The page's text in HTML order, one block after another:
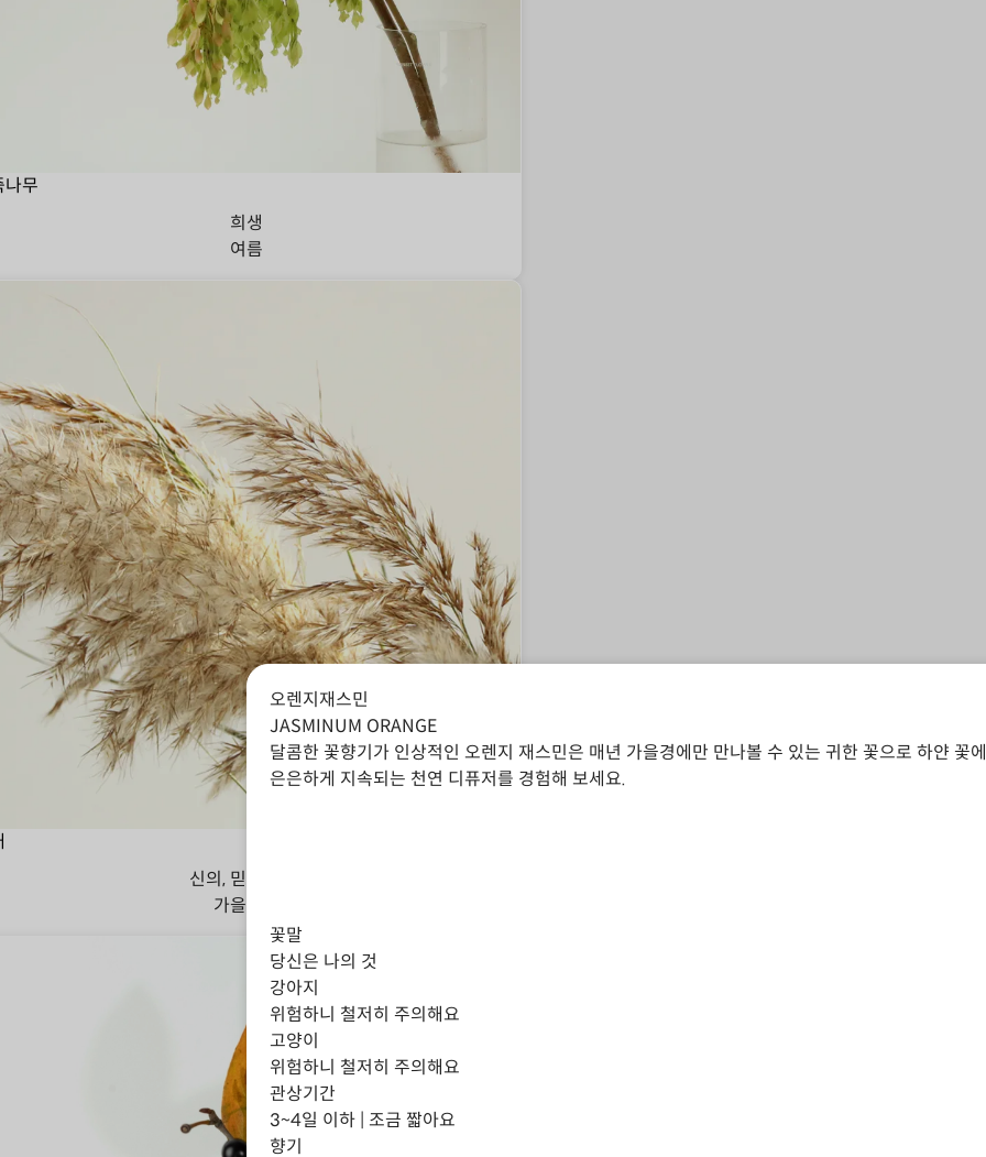
나무
희생
여름
신의, 믿음, 지혜
가을
오렌지재스민
JASMINUM ORANGE
달콤한 꽃향기가 인상적인 오렌지 재스민은 매년 가을경에만 만나볼 수 있는 귀한 꽃으로 하얀
은은하게 지속되는 천연 디퓨저를 경험해 보세요.
꽃말
당신은 나의 것
강아지
위험하니 철저히 주의해요
고양이
위험하니 철저히 주의해요
관상기간
3~4일 이하 | 조금 짧아요
향기